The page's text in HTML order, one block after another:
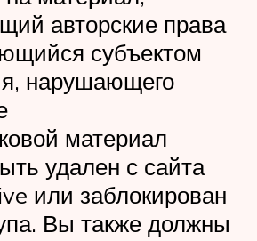
авторские права
субъектом
нарушающего
материал
удален с сайта
или заблокирован
Вы также должны